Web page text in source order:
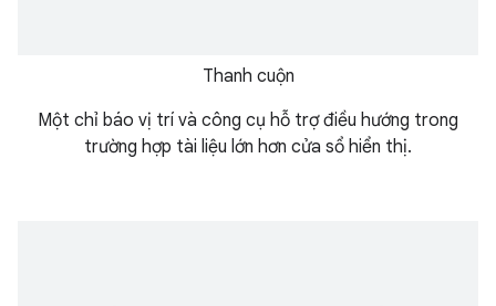
Thanh cuộn
Một chỉ báo vị trí và công cụ hỗ trợ điều hướng trong
trường hợp tài liệu lớn hơn cửa sổ hiển thị.